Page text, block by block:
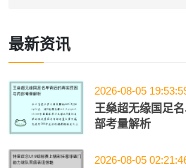
最新资讯
2026-08-05
王燊超无缘国足
部考量解析
2026-08-05